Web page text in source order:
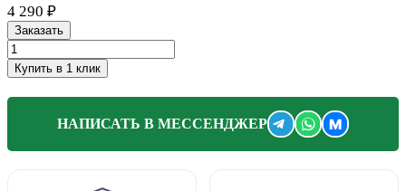
4 290 ₽
Заказать
Купить в 1 клик
НАПИСАТЬ В МЕССЕНДЖЕР M